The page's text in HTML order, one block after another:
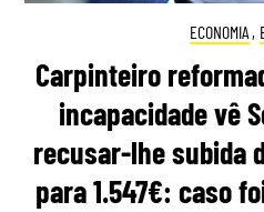
ECONOMIA ,
Carpinteiro
incapacidade vê
recusar-lhe subida
para 1.547€: caso